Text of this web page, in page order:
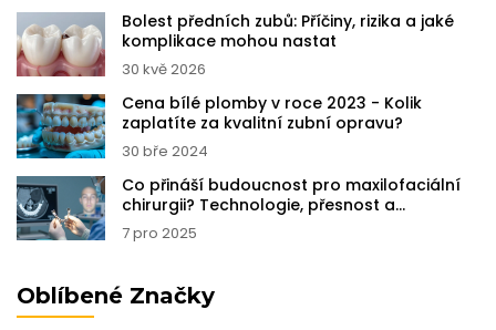
Bolest předních zubů: Příčiny, rizika a jaké
komplikace mohou nastat
30 kvě 2026
Cena bílé plomby v roce 2023 - Kolik
zaplatíte za kvalitní zubní opravu?
30 bře 2024
Co přináší budoucnost pro maxilofaciální
chirurgii? Technologie, přesnost a
personalizace v praxi
7 pro 2025
Oblíbené Značky